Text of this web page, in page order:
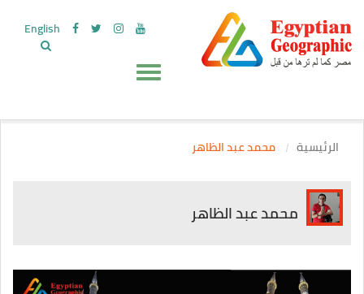
English
الرئيسية محمد عبد الظاهر
محمد عبد الظاهر